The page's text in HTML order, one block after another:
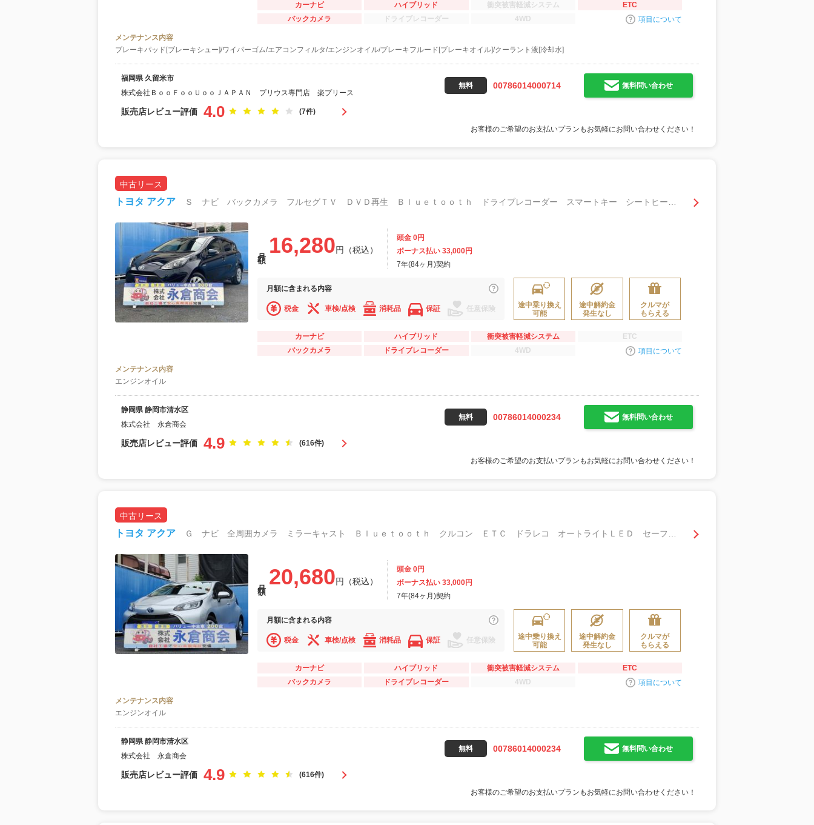
カーナビ ハイブリッド 衝突被害軽減システム
ETC
バックカメラ
ドライブレコーダー 4WD 項目について
メンテナンス内容
ブレーキパッド[ブレーキシュー]/ワイパーゴム/エアコンフィルタ/エンジンオイル/ブレーキフルード[ブレーキオイル]/クーラント液[冷却水]
福岡県 久留米市
株式会社ＢｏｏＦｏｏＵｏｏＪＡＰＡＮ プリウス専門店 楽プリース
無料 00786014000714 無料問い合わせ
販売店レビュー評価 4.0 (7件)
お客様のご希望のお支払いプランもお気軽にお問い合わせください！
中古リース
トヨタ アクア
16,280円（税込）
頭金 0円
ボーナス払い 33,000円
7年(84ヶ月)契約
月額に含まれる内容
税金 車検/点検 消耗品 保証 任意保険
途中乗り換え
可能
途中解約金
発生なし
クルマが
もらえる
カーナビ ハイブリッド 衝突被害軽減システム
ETC
バックカメラ
ドライブレコーダー 4WD 項目について
メンテナンス内容
エンジンオイル
静岡県 静岡市清水区
株式会社 永倉商会
無料 00786014000234 無料問い合わせ
販売店レビュー評価 4.9 (616件)
お客様のご希望のお支払いプランもお気軽にお問い合わせください！
中古リース
トヨタ アクア
20,680円（税込）
頭金 0円
ボーナス払い 33,000円
7年(84ヶ月)契約
月額に含まれる内容
税金 車検/点検 消耗品 保証 任意保険
途中乗り換え
可能
途中解約金
発生なし
クルマが
もらえる
カーナビ ハイブリッド 衝突被害軽減システム
ETC
バックカメラ
ドライブレコーダー 4WD 項目について
メンテナンス内容
エンジンオイル
静岡県 静岡市清水区
株式会社 永倉商会
無料 00786014000234 無料問い合わせ
販売店レビュー評価 4.9 (616件)
お客様のご希望のお支払いプランもお気軽にお問い合わせください！